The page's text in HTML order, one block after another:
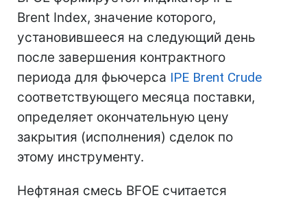
Brent Index, значение которого,
установившееся на следующий день
после завершения контрактного
периода для фьючерса IPE Brent Crude
соответствующего месяца поставки,
определяет окончательную цену
закрытия (исполнения) сделок по
этому инструменту.
Нефтяная смесь BFOE считается